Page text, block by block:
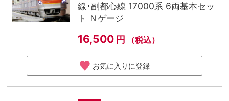
線･副都心線 17000系 6両基本セッ
ト Ｎゲージ
16,500 円 （税込）
お気に入りに登録